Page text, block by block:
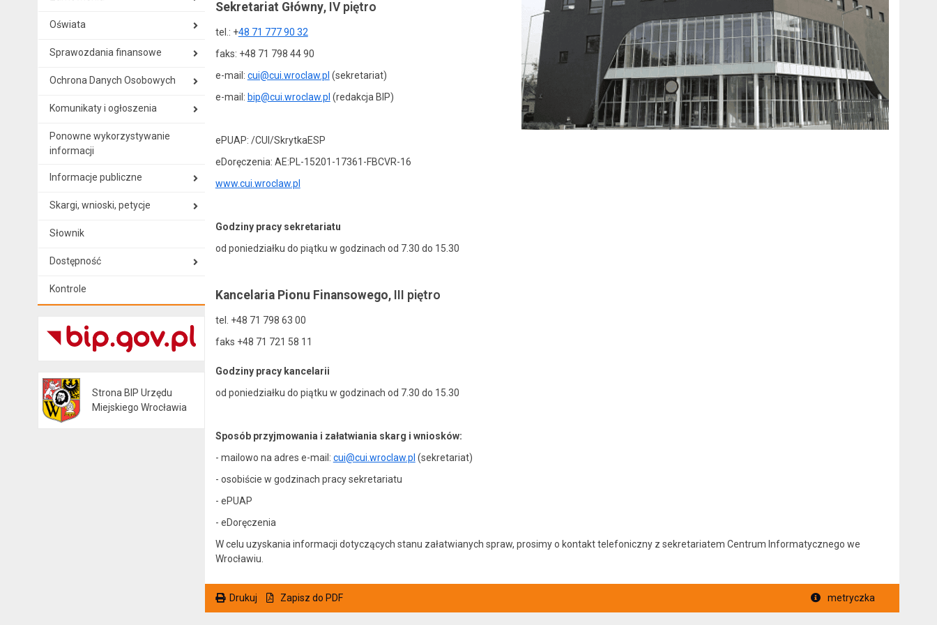
Oświata
Sprawozdania finansowe
Ochrona Danych Osobowych
Komunikaty i ogłoszenia
Ponowne wykorzystywanie
informacji
Informacje publiczne
Skargi, wnioski, petycje
Słownik
Dostępność
Kontrole
Strona BIP Urzędu
Miejskiego Wrocławia
Sekretariat Główny, IV piętro
tel.: +48 71 777 90 32
faks: +48 71 798 44 90
e-mail: cui@cui.wroclaw.pl (sekretariat)
e-mail: bip@cui.wroclaw.pl (redakcja BIP)
ePUAP: /CUI/SkrytkaESP
eDoręczenia: AE:PL-15201-17361-FBCVR-16
www.cui.wroclaw.pl
Godziny pracy sekretariatu
od poniedziałku do piątku w godzinach od 7.30 do 15.30
Kancelaria Pionu Finansowego, III piętro
tel. +48 71 798 63 00
faks +48 71 721 58 11
Godziny pracy kancelarii
od poniedziałku do piątku w godzinach od 7.30 do 15.30
Sposób przyjmowania i załatwiania skarg i wniosków:
- mailowo na adres e-mail: cui@cui.wroclaw.pl (sekretariat)
- osobiście w godzinach pracy sekretariatu
- ePUAP
- eDoręczenia
W celu uzyskania informacji dotyczących stanu załatwianych spraw, prosimy o kontakt telefoniczny z sekretariatem Centrum Informatycznego we
Wrocławiu.
Drukuj Zapisz do PDF metryczka